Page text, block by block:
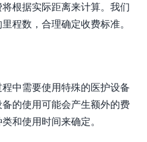
根据实际距离来计算。我们
程数，合理确定收费标准。
中需要使用特殊的医护设备
的使用可能会产生额外的费
和使用时间来确定。